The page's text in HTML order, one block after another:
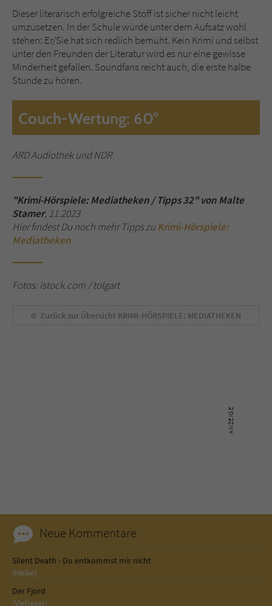
Dieser literarisch erfolgreiche Stoff ist sicher nicht leicht
umzusetzen. In der Schule würde unter dem Aufsatz wohl
stehen: Er/Sie hat sich redlich bemüht. Kein Krimi und selbst
unter den Freunden der Literatur wird es nur eine gewisse
Minderheit gefallen. Soundfans reicht auch, die erste halbe
Stunde zu hören.
Couch-Wertung: 60°
ARD Audiothek und NDR
"Krimi-Hörspiele: Mediatheken / Tipps 32" von Malte
Stamer, 11.2023
Hier findest Du noch mehr Tipps zuKrimi-Hörspiele:
Mediatheken
Fotos: istock.com / tolgart
Zurück zur Übersicht KRIMI-HÖRSPIELE: MEDIATHEKEN
Neue Kommentare
Silent Death - Du entkommst mir nicht
(Heike)
Der Fjord
(Vielleser)